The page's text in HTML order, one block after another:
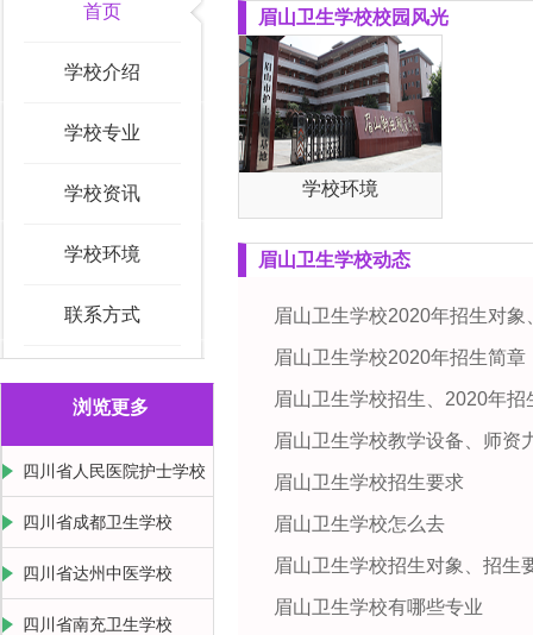
首页
学校介绍
学校专业
学校资讯
学校环境
联系方式
浏览更多
四川省人民医院护士学校
四川省成都卫生学校
四川省达州中医学校
四川省南充卫生学校
眉山卫生学校校园风光
学校环境
眉山卫生学校动态
眉山卫生学校2020年招生对象
眉山卫生学校2020年招生简章
眉山卫生学校招生、2020年招
眉山卫生学校教学设备、师资
眉山卫生学校招生要求
眉山卫生学校怎么去
眉山卫生学校招生对象、招生
眉山卫生学校有哪些专业